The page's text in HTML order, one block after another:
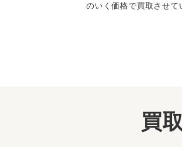
のいく価格で買取させて
買